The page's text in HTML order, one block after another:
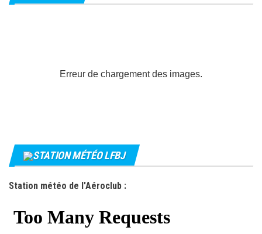
Erreur de chargement des images.
STATION MÉTÉO LFBJ
Station météo de l'Aéroclub :